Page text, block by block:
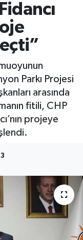
Parkı Projesi
arasında
fitili, CHP
projeye